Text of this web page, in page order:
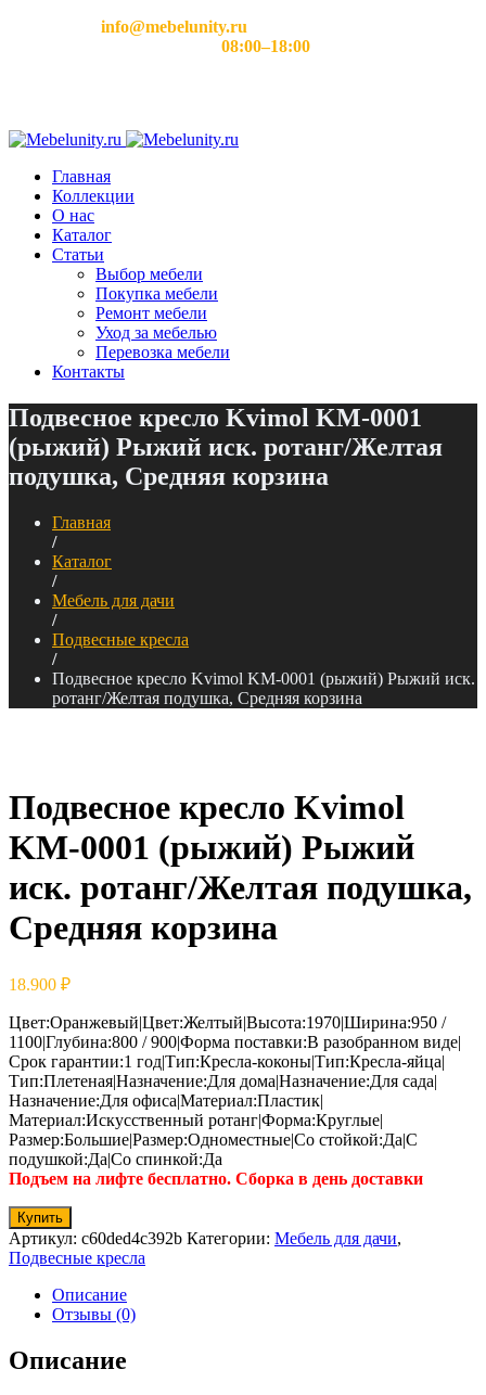
info@mebelunity.ru
08:00–18:00
Главная
Коллекции
О нас
Каталог
Статьи
Выбор мебели
Покупка мебели
Ремонт мебели
Уход за мебелью
Перевозка мебели
Контакты
Подвесное кресло Kvimol KM-0001
(рыжий) Рыжий иск. ротанг/Желтая
подушка, Средняя корзина
Главная
/
Каталог
/
Мебель для дачи
/
Подвесные кресла
/
Подвесное кресло Kvimol KM-0001 (рыжий) Рыжий иск.
ротанг/Желтая подушка, Средняя корзина
Подвесное кресло Kvimol
KM-0001 (рыжий) Рыжий
иск. ротанг/Желтая подушка,
Средняя корзина
18.900 ₽
Цвет:Оранжевый|Цвет:Желтый|Высота:1970|Ширина:950 /
1100|Глубина:800 / 900|Форма поставки:В разобранном виде|
Срок гарантии:1 год|Тип:Кресла-коконы|Тип:Кресла-яйца|
Тип:Плетеная|Назначение:Для дома|Назначение:Для сада|
Назначение:Для офиса|Материал:Пластик|
Материал:Искусственный ротанг|Форма:Круглые|
Размер:Большие|Размер:Одноместные|Со стойкой:Да|С
подушкой:Да|Со спинкой:Да
Подъем на лифте бесплатно. Сборка в день доставки
Купить
Артикул: c60ded4c392b Категории: Мебель для дачи,
Подвесные кресла
Описание
Отзывы (0)
Описание